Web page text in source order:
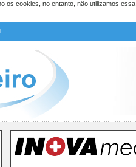
os cookies, no entanto, não utilizamos